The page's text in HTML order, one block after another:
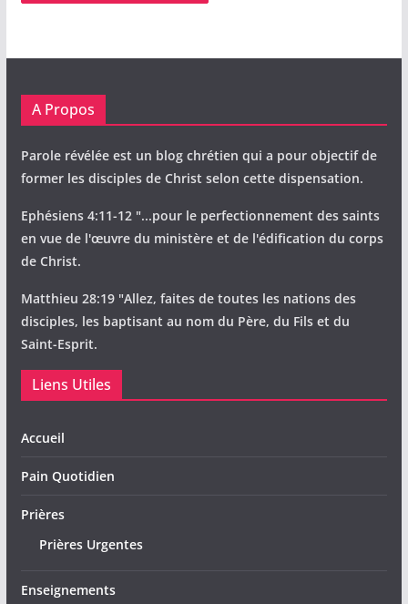
A Propos
Parole révélée est un blog chrétien qui a pour objectif de
former les disciples de Christ selon cette dispensation.
Ephésiens 4:11-12 "...pour le perfectionnement des saints
en vue de l'œuvre du ministère et de l'édification du corps
de Christ.
Matthieu 28:19 "Allez, faites de toutes les nations des
disciples, les baptisant au nom du Père, du Fils et du
Saint-Esprit.
Liens Utiles
Accueil
Pain Quotidien
Prières
Prières Urgentes
Enseignements